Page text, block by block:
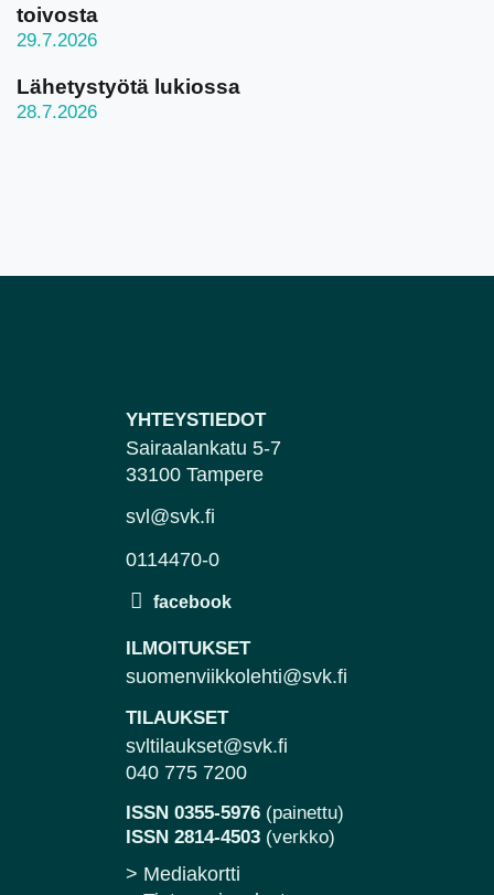
toivosta
29.7.2026
Lähetystyötä lukiossa
28.7.2026
YHTEYSTIEDOT
Sairaalankatu 5-7
33100 Tampere
svl@svk.fi
0114470-0
ILMOITUKSET
suomenviikkolehti@svk.fi
TILAUKSET
svltilaukset@svk.fi
040 775 7200
ISSN 0355-5976 (painettu)
ISSN 2814-4503 (verkko)
> Mediakortti